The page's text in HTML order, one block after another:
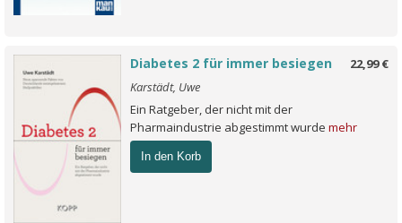
22,99 €
Diabetes 2 für immer besiegen
Karstädt, Uwe
Ein Ratgeber, der nicht mit der
Pharmaindustrie abgestimmt wurde mehr
In den Korb